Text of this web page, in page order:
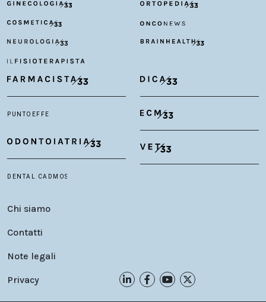
Chi siamo
Contatti
Note legali
Privacy